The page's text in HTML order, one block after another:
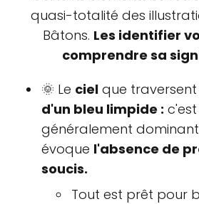
quasi-totalité des
Bâtons. Les identifier
comprendre sa
🌞 Le ciel que
d'un bleu limpide :
généralement
évoque l'absence de
soucis.
Tout est prêt pour